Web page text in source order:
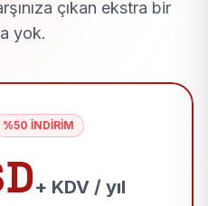
çıkan ekstra bir
yok.
%50 İNDİRİM
+ KDV / yıl